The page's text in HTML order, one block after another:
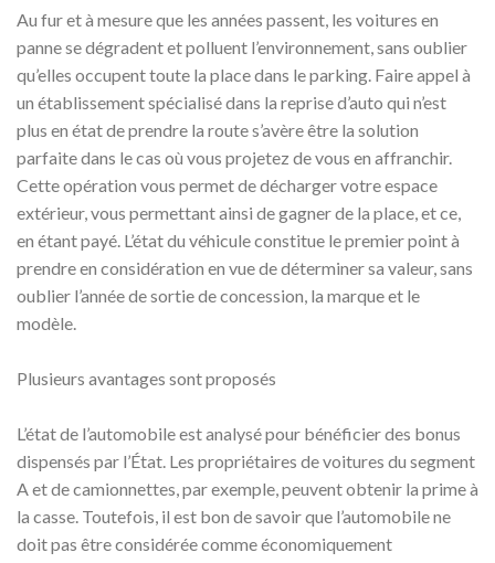
Au fur et à mesure que les années passent, les voitures en
panne se dégradent et polluent l’environnement, sans oublier
qu’elles occupent toute la place dans le parking. Faire appel à
un établissement spécialisé dans la reprise d’auto qui n’est
plus en état de prendre la route s’avère être la solution
parfaite dans le cas où vous projetez de vous en affranchir.
Cette opération vous permet de décharger votre espace
extérieur, vous permettant ainsi de gagner de la place, et ce,
en étant payé. L’état du véhicule constitue le premier point à
prendre en considération en vue de déterminer sa valeur, sans
oublier l’année de sortie de concession, la marque et le
modèle.
Plusieurs avantages sont proposés
L’état de l’automobile est analysé pour bénéficier des bonus
dispensés par l’État. Les propriétaires de voitures du segment
A et de camionnettes, par exemple, peuvent obtenir la prime à
la casse. Toutefois, il est bon de savoir que l’automobile ne
doit pas être considérée comme économiquement